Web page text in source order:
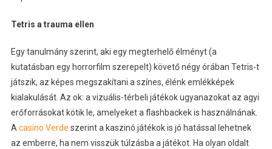
Tetris a trauma ellen
Egy tanulmány szerint, aki egy megterhelő élményt (a
kutatásban egy horrorfilm szerepelt) követő négy órában Tetris-t
játszik, az képes megszakítani a színes, élénk emlékképek
kialakulását. Az ok: a vizuális-térbeli játékok ugyanazokat az agyi
erőforrásokat kötik le, amelyeket a flashbackek is használnának.
A casino Verde szerint a kaszinó játékok is jó hatással lehetnek
az emberre, ha nem visszük túlzásba a játékot. Ha olyan oldalt